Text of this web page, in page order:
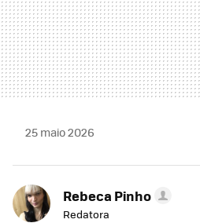
25 maio 2026
Rebeca Pinho
Redatora